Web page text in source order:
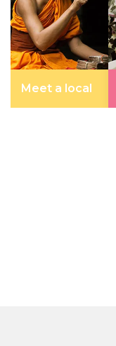
Meet a local